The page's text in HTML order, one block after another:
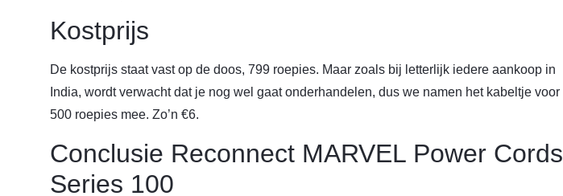
Kostprijs
De kostprijs staat vast op de doos, 799 roepies. Maar zoals bij letterlijk iedere aankoop in
India, wordt verwacht dat je nog wel gaat onderhandelen, dus we namen het kabeltje voor
500 roepies mee. Zo’n €6.
Conclusie Reconnect MARVEL Power Cords
Series 100